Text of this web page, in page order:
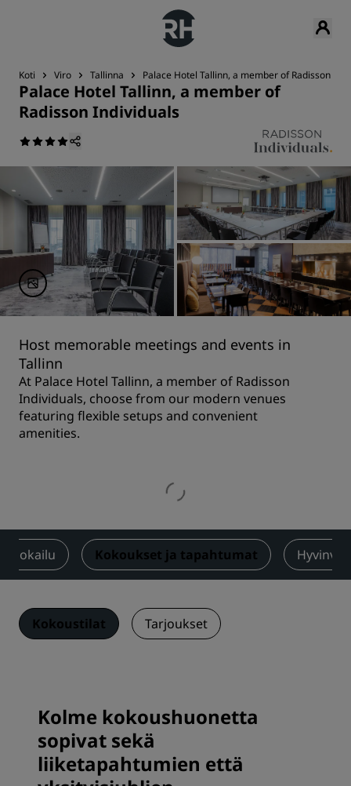
Koti Viro Tallinna Palace Hotel Tallinn, a member of Radisson
Palace Hotel Tallinn, a member of
Radisson Individuals
Host memorable meetings and events in
Tallinn
At Palace Hotel Tallinn, a member of Radisson
Individuals, choose from our modern venues
featuring flexible setups and convenient
amenities.
Ruokailu Kokoukset ja tapahtumat
Kokoustilat Tarjoukset
Kolme kokoushuonetta
sopivat sekä
liiketapahtumien että